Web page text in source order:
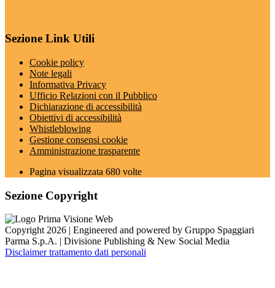
Sezione Link Utili
Cookie policy
Note legali
Informativa Privacy
Ufficio Relazioni con il Pubblico
Dichiarazione di accessibilità
Obiettivi di accessibilità
Whistleblowing
Gestione consensi cookie
Amministrazione trasparente
Pagina visualizzata 680 volte
Sezione Copyright
Copyright 2026 | Engineered and powered by Gruppo Spaggiari
Parma S.p.A. | Divisione Publishing & New Social Media
Disclaimer trattamento dati personali